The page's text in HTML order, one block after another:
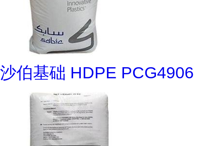
沙伯基础 HDPE PCG4906